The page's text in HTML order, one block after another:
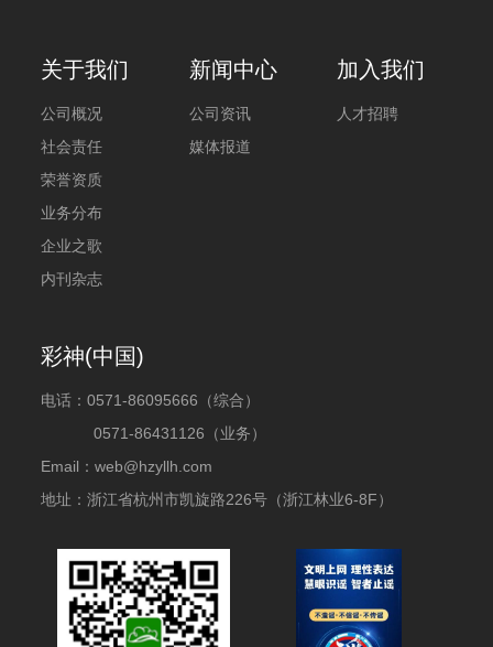
关于我们
公司概况
社会责任
荣誉资质
业务分布
企业之歌
内刊杂志
新闻中心
公司资讯
媒体报道
加入我们
人才招聘
彩神(中国)
电话：0571-86095666（综合）
0571-86431126（业务）
Email：web@hzyllh.com
地址：浙江省杭州市凯旋路226号（浙江林业6-8F）